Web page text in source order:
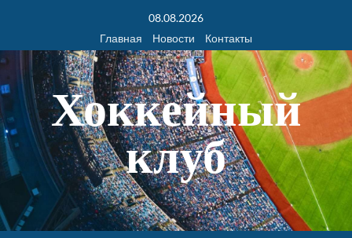
08.08.2026
Главная
Новости Контакты
Хоккейный
клуб